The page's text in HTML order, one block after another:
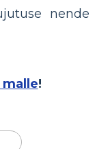
nende
!